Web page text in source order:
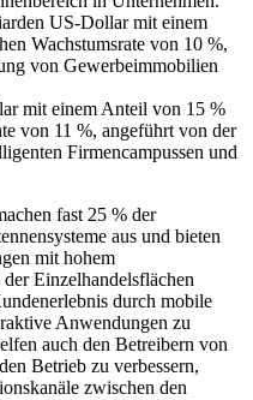
US-Dollar mit einem
Wachstumsrate von 10 %,
von Gewerbeimmobilien
mit einem Anteil von 15 %
von 11 %, angeführt von der
Firmencampussen und
fast 25 % der
aus und bieten
mit hohem
Einzelhandelsflächen
durch mobile
Anwendungen zu
auch den Betreibern von
Betrieb zu verbessern,
zwischen den